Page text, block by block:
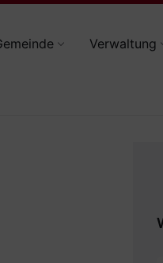
Verwaltung